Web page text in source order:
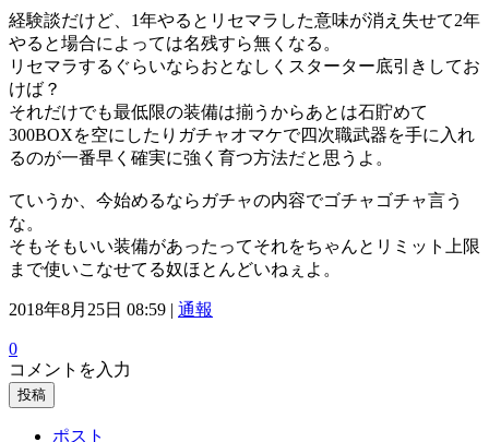
経験談だけど、1年やるとリセマラした意味が消え失せて2年
やると場合によっては名残すら無くなる。
リセマラするぐらいならおとなしくスターター底引きしてお
けば？
それだけでも最低限の装備は揃うからあとは石貯めて
300BOXを空にしたりガチャオマケで四次職武器を手に入れ
るのが一番早く確実に強く育つ方法だと思うよ。
ていうか、今始めるならガチャの内容でゴチャゴチャ言う
な。
そもそもいい装備があったってそれをちゃんとリミット上限
まで使いこなせてる奴ほとんどいねぇよ。
2018年8月25日 08:59 | 通報
0
コメントを入力
投稿
ポスト